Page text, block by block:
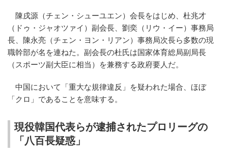
陳戌源（チェン・シューユエン）会長をはじめ、杜兆才
（ドゥ・ジャオツァイ）副会長、劉奕（リウ・イー）事務局
長、陳永亮（チェン・ヨン・リアン）事務局次長ら多数の現
職幹部が名を連ねた。副会長の杜氏は国家体育総局副局長
（スポーツ副大臣に相当）を兼務する政府要人だ。
中国において「重大な規律違反」を疑われた場合、ほぼ
「クロ」であることを意味する。
現役韓国代表らが逮捕されたプロリーグの
「八百長疑惑」